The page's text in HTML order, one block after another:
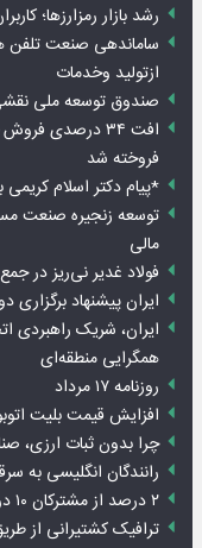
رشد بازار رمزارزها؛
ساماندهی صنعت تلفن
ازتولید وخدمات
صندوق توسعه ملی
فروخته شد
*پیام دکتر اسلام کریمی
توسعه زنجیره صنعت
مالی
فولاد غدیر نی‌ریز در جمع ۱۰ شرکت برتر بورس کالا
ایران پیشنهاد برگزاری
ایران، شریک راهبردی
همگرایی منطقه‌ای
روزنامه ۱۷ مرداد
افزایش قیمت بلیت
چرا بدون ثبات ارزی،
رانندگان انگلیسی به
۲ درصد از مشترکان ۱۰ درصد برق خانگی را مصرف می‌کنند!